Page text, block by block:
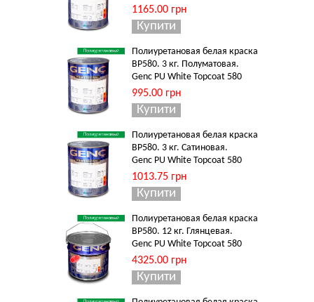
1165.00 грн
Полиуретановая белая краска
BP580. 3 кг. Полуматовая.
Genc PU White Topcoat 580
995.00 грн
Полиуретановая белая краска
BP580. 3 кг. Сатиновая.
Genc PU White Topcoat 580
1013.75 грн
Полиуретановая белая краска
BP580. 12 кг. Глянцевая.
Genc PU White Topcoat 580
4325.00 грн